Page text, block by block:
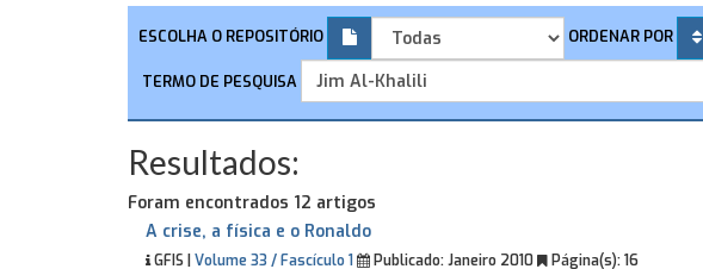
ESCOLHA O REPOSITÓRIO ORDENAR POR
TERMO DE PESQUISA
Resultados:
Foram encontrados 12 artigos
A crise, a física e o Ronaldo
GFIS | Volume 33 / Fascículo 1 Publicado:Janeiro 2010 Página(s):16